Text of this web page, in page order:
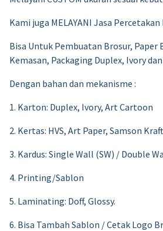
Kami juga MELAYANI Jasa Percetakan
Bisa Untuk Pembuatan Brosur, Paper
Kemasan, Packaging Duplex, Ivory
Dengan bahan dan mekanisme :
1. Karton: Duplex, Ivory, Art Cartoon
2. Kertas: HVS, Art Paper, Samson
3. Kardus: Single Wall (SW) / Double
4. Printing/Sablon
5. Laminating: Doff, Glossy.
6. Bisa Tambah Sablon / Cetak Logo